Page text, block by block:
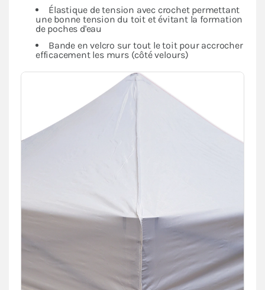
Élastique de tension avec crochet permettant
une bonne tension du toit et évitant la formation
de poches d'eau
Bande en velcro sur tout le toit pour accrocher
efficacement les murs (côté velours)